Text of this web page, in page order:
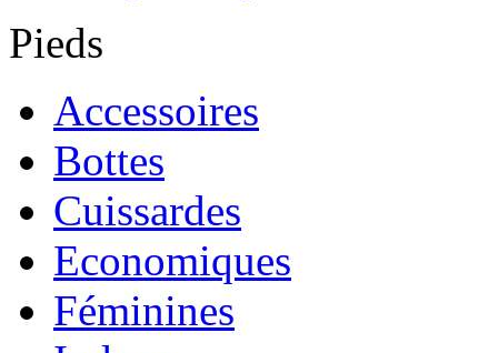
Pieds
Accessoires
Bottes
Cuissardes
Economiques
Féminines